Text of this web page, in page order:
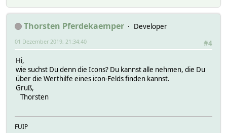
Thorsten Pferdekaemper
Developer
#4
01 Dezember 2019, 21:34:40
Hi,
wie suchst Du denn die Icons? Du kannst alle nehmen, die Du
über die Werthilfe eines icon-Felds finden kannst.
Gruß,
Thorsten
FUIP